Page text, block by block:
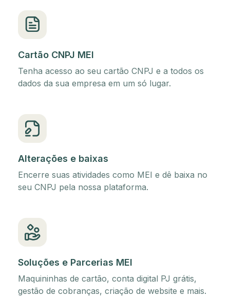
Cartão CNPJ MEI
Tenha acesso ao seu cartão CNPJ e a todos os
dados da sua empresa em um só lugar.
Alterações e baixas
Encerre suas atividades como MEI e dê baixa no
seu CNPJ pela nossa plataforma.
Soluções e Parcerias MEI
Maquininhas de cartão, conta digital PJ grátis,
gestão de cobranças, criação de website e mais.